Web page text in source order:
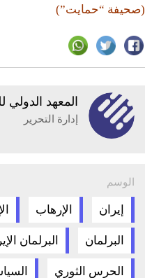
(صحيفة “حمايت”)
المعهد الدولي
إدارة التحرير
الوسم
إيران الإرهاب
البرلمان البرلمان
الحرس الثوري